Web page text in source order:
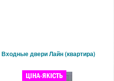
Входные двери Лайн (квартира)